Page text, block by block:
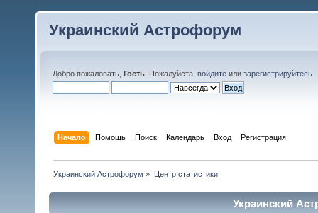
Украинский Астрофорум
Добро пожаловать, Гость . Пожалуйста, войдите или зарегистрируйтесь
Начало Помощь Поиск Календарь Вход Регистрация
Украинский Астрофорум » Центр статистики
Украинский